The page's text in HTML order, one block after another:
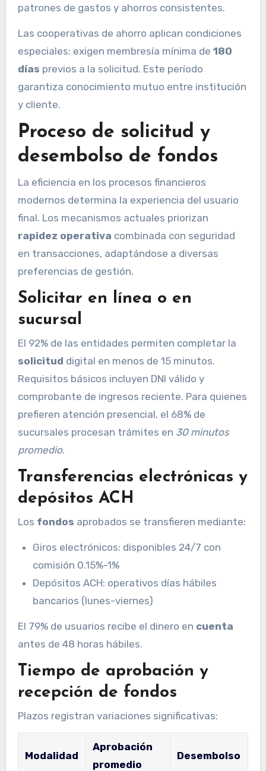
patrones de gastos y ahorros consistentes.
Las cooperativas de ahorro aplican condiciones
especiales: exigen membresía mínima de 180
días previos a la solicitud. Este período
garantiza conocimiento mutuo entre institución
y cliente.
Proceso de solicitud y
desembolso de fondos
La eficiencia en los procesos financieros
modernos determina la experiencia del usuario
final. Los mecanismos actuales priorizan
rapidez operativa combinada con seguridad
en transacciones, adaptándose a diversas
preferencias de gestión.
Solicitar en línea o en
sucursal
El 92% de las entidades permiten completar la
solicitud digital en menos de 15 minutos.
Requisitos básicos incluyen DNI válido y
comprobante de ingresos reciente. Para quienes
prefieren atención presencial, el 68% de
sucursales procesan trámites en 30 minutos
promedio.
Transferencias electrónicas y
depósitos ACH
Los fondos aprobados se transfieren mediante:
Giros electrónicos: disponibles 24/7 con
comisión 0.15%-1%
Depósitos ACH: operativos días hábiles
bancarios (lunes-viernes)
El 79% de usuarios recibe el dinero en cuenta
antes de 48 horas hábiles.
Tiempo de aprobación y
recepción de fondos
Plazos registran variaciones significativas:
Modalidad
Aprobación
promedio
Desembolso